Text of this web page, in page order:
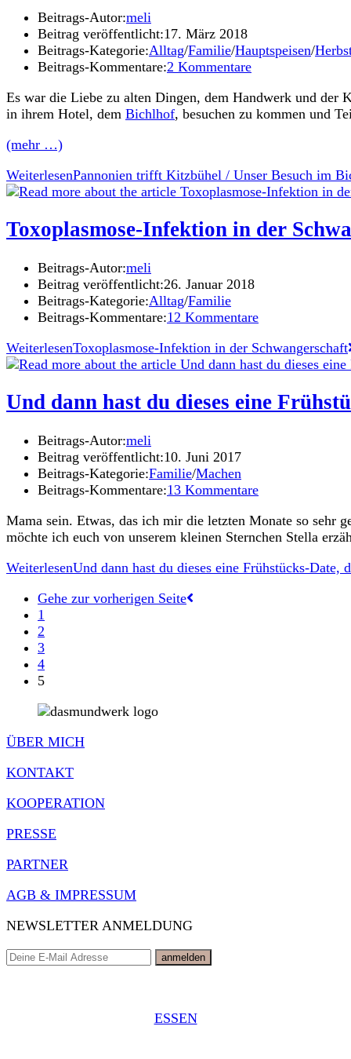
Beitrags-Autor:meli
Beitrag veröffentlicht:17. März 2018
Beitrags-Kategorie:Alltag/Familie/Hauptspeisen/
Beitrags-Kommentare:2 Kommentare
Es war die Liebe zu alten Dingen, dem Handwerk und der
in ihrem Hotel, dem Bichlhof, besuchen zu kommen und
(mehr …)
WeiterlesenPannonien trifft Kitzbühel / Unser Besuch im
Toxoplasmose-Infektion in der
Beitrags-Autor:meli
Beitrag veröffentlicht:26. Januar 2018
Beitrags-Kategorie:Alltag/Familie
Beitrags-Kommentare:12 Kommentare
WeiterlesenToxoplasmose-Infektion in der Schwangerschaft
Und dann hast du dieses eine
Beitrags-Autor:meli
Beitrag veröffentlicht:10. Juni 2017
Beitrags-Kategorie:Familie/Machen
Beitrags-Kommentare:13 Kommentare
Mama sein. Etwas, das ich mir die letzten Monate so sehr
möchte ich euch von unserem kleinen Sternchen Stella
WeiterlesenUnd dann hast du dieses eine Frühstücks-
Gehe zur vorherigen Seite
1
2
3
4
5
ÜBER MICH
KONTAKT
KOOPERATION
PRESSE
PARTNER
AGB & IMPRESSUM
NEWSLETTER ANMELDUNG
ESSEN